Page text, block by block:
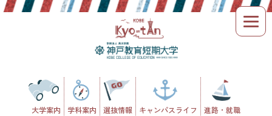
Skip
to
大学案内 学科案内 選抜情報 キャンパスライフ 進路・就職